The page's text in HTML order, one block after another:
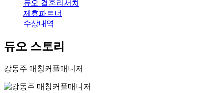
듀오 결혼리서치
제휴파트너
수상내역
듀오 스토리
강동주 매칭커플매니저